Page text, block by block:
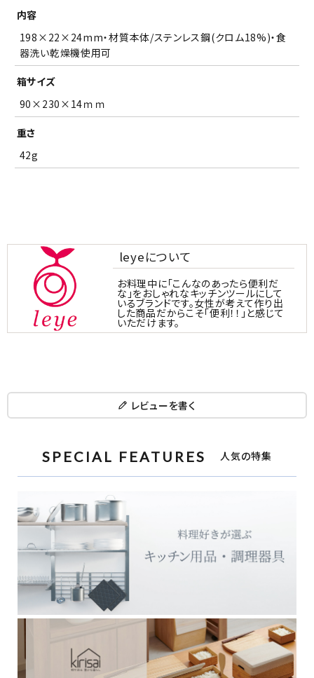
内容
198×22×24mm・材質本体/ステンレス鋼(クロム18%)・食
器洗い乾燥機使用可
箱サイズ
90×230×14ｍｍ
重さ
42g
leyeについて
お料理中に「こんなのあったら便利だ
な」をおしゃれなキッチンツールにして
いるブランドです。女性が考えて作り出
した商品だからこそ「便利！！」と感じて
いただけます。
レビューを書く
SPECIAL FEATURES 人気の特集